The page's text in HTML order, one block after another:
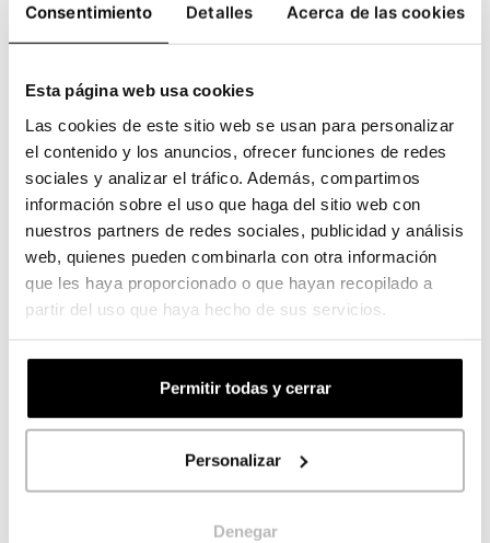
Consentimiento Detalles Acerca de las cookies
Esta página web usa cookies
Las cookies de este sitio web se usan para personalizar
el contenido y los anuncios, ofrecer funciones de redes
sociales y analizar el tráfico. Además, compartimos
información sobre el uso que haga del sitio web con
nuestros partners de redes sociales, publicidad y análisis
web, quienes pueden combinarla con otra información
que les haya proporcionado o que hayan recopilado a
partir del uso que haya hecho de sus servicios.
Permitir todas y cerrar
Personalizar
Denegar
En esta muestra se ha desarrollado una línea
de cosméticos con un diseño joven
utilizando el exclusivo papel especial Miró
WS, con efecto nacarado, que aporta un
distintivo carácter premium o de lujo.
Tendencias: personalización y sostenibilidad
La personalización es una demanda del
consumidor dentro de la vorágine de ofertas
existentes en el mercado actual.
Anteriormente, vimosla fuerza de atracción
que tiene un packaging personalizado.